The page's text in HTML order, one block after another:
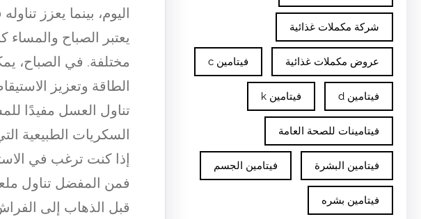
شركة مكملات غذائية
عروض مكملات غذائية فيتامين c
فيتامين d فيتامين k
فيتامينات للصحة العامة
فيتامين البشرة فيتامين الجسم
فيتامين بشره
اليوم، بينما يعزز
يعتبر الصباح والمساء
مختلفة. في الصباح،
الطاقة وتعزيز
تناول العسل مفيدًا
السكريات الطبيعية
إذا كنت ترغب في
فمن المفضل تناول
قبل الذهاب إلى